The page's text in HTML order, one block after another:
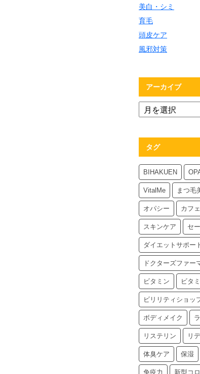
美白・シミ
育毛
頭皮ケア
風邪対策
アーカイブ
タグ
BIHAKUEN
VitalMe まつ毛
オパシー カフ
スキンケア セ
ダイエットサポー
ドクターズファー
ビタミン ビタ
ビリリティショッ
ボディメイク
リステリン リ
体臭ケア 保湿
免疫力 新型コ